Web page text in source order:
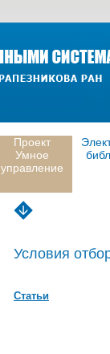
Проект
Умное
управление
Условия
Статьи